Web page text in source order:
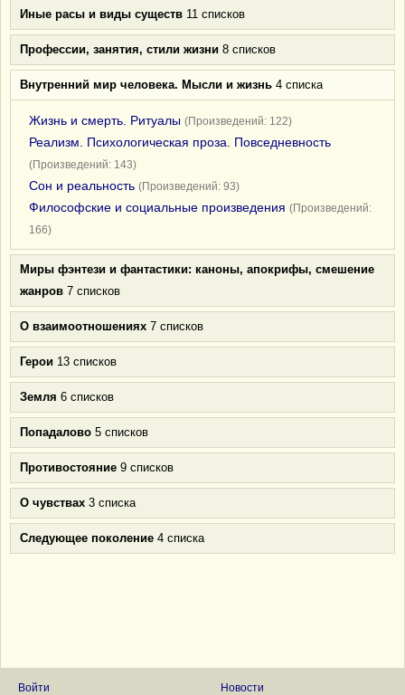
Иные расы и виды существ 11 списков
Профессии, занятия, стили жизни 8 списков
Внутренний мир человека. Мысли и жизнь 4 списка
Жизнь и смерть. Ритуалы (Произведений: 122)
Реализм. Психологическая проза. Повседневность
(Произведений: 143)
Сон и реальность (Произведений: 93)
Философские и социальные произведения (Произведений:
166)
Миры фэнтези и фантастики: каноны, апокрифы, смешение
жанров 7 списков
О взаимоотношениях 7 списков
Герои 13 списков
Земля 6 списков
Попадалово 5 списков
Противостояние 9 списков
О чувствах 3 списка
Следующее поколение 4 списка
Войти Новости